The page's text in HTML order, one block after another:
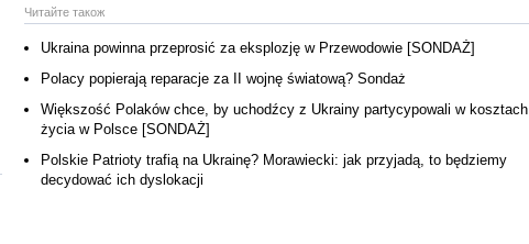
Читайте також
Ukraina powinna przeprosić za eksplozję w Przewodowie [SONDAŻ]
Polacy popierają reparacje za II wojnę światową? Sondaż
Większość Polaków chce, by uchodźcy z Ukrainy partycypowali w kosztach
życia w Polsce [SONDAŻ]
Polskie Patrioty trafią na Ukrainę? Morawiecki: jak przyjadą, to będziemy
decydować ich dyslokacji